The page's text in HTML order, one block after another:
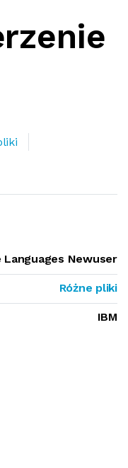
Languages Newuser
Różne pliki
IBM